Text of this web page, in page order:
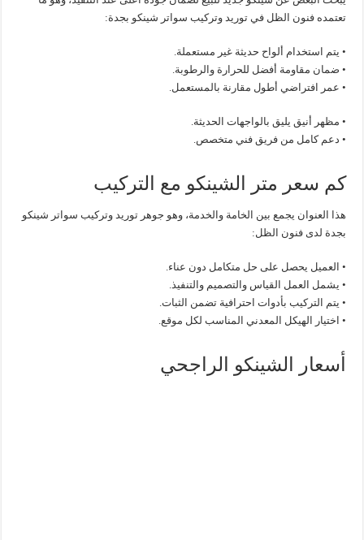
تعتمده فنون الظل في توريد وتركيب سواتر شينكو بجدة:
• يتم استخدام ألواح حديثة غير مستعملة.
• ضمان مقاومة أفضل للحرارة والرطوبة.
• عمر افتراضي أطول مقارنة بالمستعمل.
• مظهر أنيق يليق بالواجهات الحديثة.
• دعم كامل من فريق فني متخصص.
كم سعر متر الشينكو مع التركيب
هذا العنوان يجمع بين الخامة والخدمة، وهو جوهر توريد وتركيب سواتر شينكو
بجدة لدى فنون الظل:
• العميل يحصل على حل متكامل دون عناء.
• يشمل العمل القياس والتصميم والتنفيذ.
• يتم التركيب بأدوات احترافية تضمن الثبات.
• اختيار الهيكل المعدني المناسب لكل موقع.
أسعار الشينكو الراجحي